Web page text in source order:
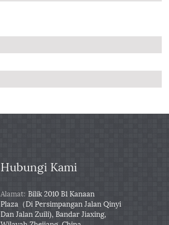
Hubungi Kami
Alamat: Bilik 2010 B1 Kanaan
Plaza（Di Persimpangan Jalan Qinyi
Dan Jalan Zuili), Bandar Jiaxing,